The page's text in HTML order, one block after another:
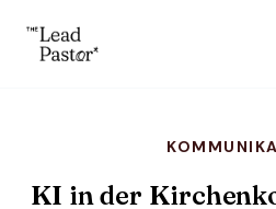
KI in der